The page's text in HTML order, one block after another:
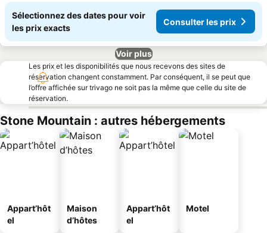
Sélectionnez des dates pour voir
les prix exacts
Consulter les prix
Voir plus
Les prix et les disponibilités que nous recevons des sites de
réservation changent constamment. Par conséquent, il se peut que
l’offre affichée sur trivago ne soit pas la même que celle du site de
réservation.
Stone Mountain : autres hébergements
Appart’hôt
el
Maison
d’hôtes
Appart’hôt
el
Motel